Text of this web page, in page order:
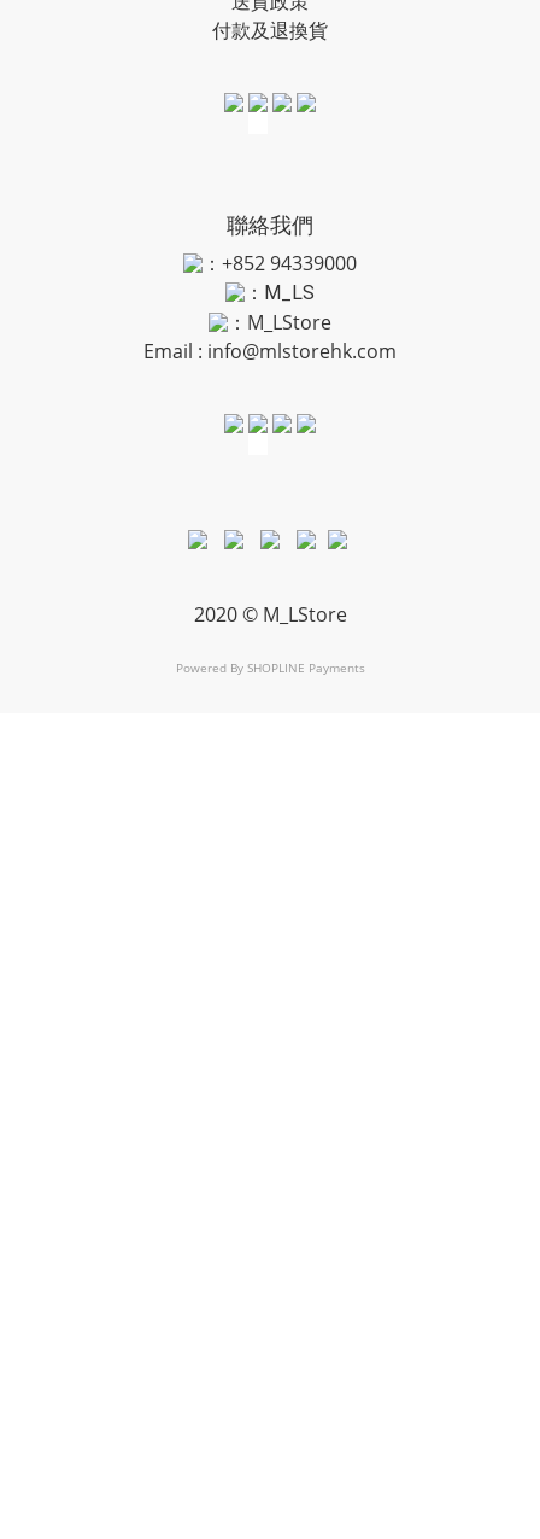
付款及退換貨
聯絡我們
：+852 94339000
： M_LS
：M_LStore
Email : info@mlstorehk.com
2020 © M_LStore
Powered By SHOPLINE Payments